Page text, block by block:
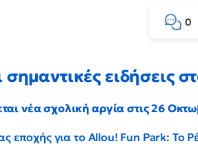
0
σημαντικές ειδήσεις
νέα σχολική αργία στις 26
εποχής για το Allou! Fun Park: Το